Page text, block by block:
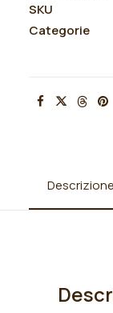
SKU
Categorie